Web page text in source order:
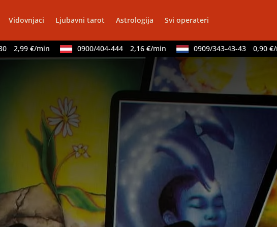
Vidovnjaci Ljubavni tarot Astrologija Svi operateri
2,99 €/min 0900/404-444 2,16 €/min 0909/343-43-43 0,90 €/min
VESNA BURCSA
/ Kod 55
Tarot savjetnik je zauzet
TEHNIKE:tarot, psihološki razgovori
Broj tel: 064/600-600
tel:0,93€ - mob:1,12€ min